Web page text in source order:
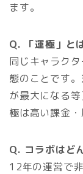
ます。
Q. 「運極」と
同じキャラク
態のことです
が最大になる
極は高い課金・
Q. コラボはど
12年の運営で